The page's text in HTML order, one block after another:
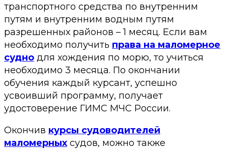
транспортного средства по внутренним
путям и внутренним водным путям
разрешенных районов – 1 месяц. Если вам
необходимо получить права на маломерное
судно для хождения по морю, то учиться
необходимо 3 месяца. По окончании
обучения каждый курсант, успешно
усвоивший программу, получает
удостоверение ГИМС МЧС России.
Окончив курсы судоводителей
маломерных судов, можно также